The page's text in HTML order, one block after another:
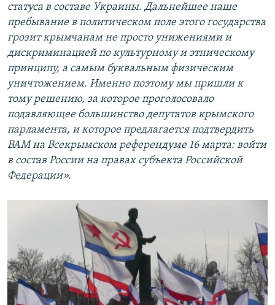
статуса в составе Украины. Дальнейшее наше
пребывание в политическом поле этого государства
грозит крымчанам не просто унижениями и
дискриминацией по культурному и этническому
принципу, а самым буквальным физическим
уничтожением. Именно поэтому мы пришли к
тому решению, за которое проголосовало
подавляющее большинство депутатов крымского
парламента, и которое предлагается подтвердить
ВАМ на Всекрымском референдуме 16 марта: войти
в состав России на правах субъекта Российской
Федерации».